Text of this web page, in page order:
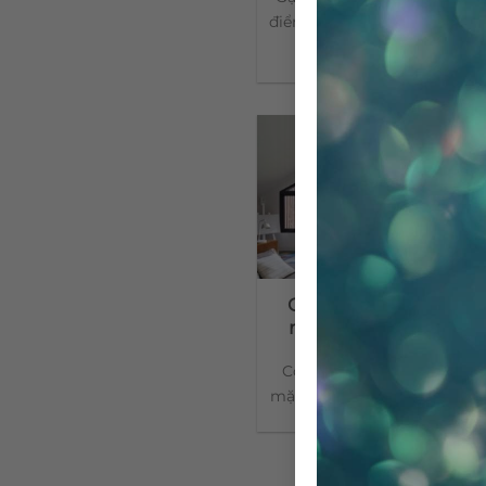
điển Gạch bông xưa – thứ
Gạch bông trơn đơn
nhưng cực kỳ sang
Có mặt ở những thế kỉ
mặt hầu hết các công trình